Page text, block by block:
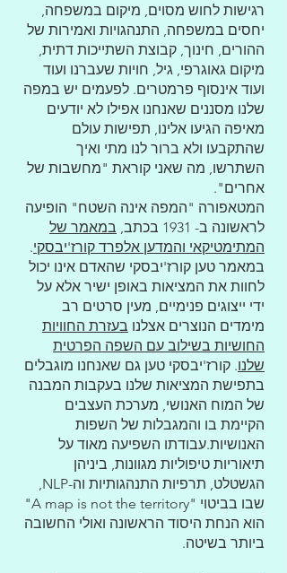
רגישות לחוש מסוים, מיקום במשפחה,
יחסים במשפחה, התנהגויות ואמירות של
ההורים, חינוך, קבוצת השתייכות דתית,
מיקום גאוגרפי, גיל, חויות שעברנו ועוד
ועוד אינסוף פרמטרים. לפעמים יש במפה
שלנו מסננים שאנחנו אפילו לא יודעים
מאיפה הגיעו אלינו, תפישות עולם
שהתקבעו ולא ברור לנו מתי ואיך
השתרשו, מה שאני קוראת "מחשבות של
אחרים".
המטאפורה "המפה אינה השטח" הופיעה
לראשונה ב- 1931 בכתב,
במאמר של
המתימטיקאי והמדען אלפרד קורז'יבסקי.
במאמר טען קורז'יבסקי שהאדם אינו יכול
לחוות את המציאות באופן ישיר אלא על
ידי ייצוגים פנימיים, מעין סרטים רב
מימדים הנוצרים אצלנו בעזרת החוויות
החושיות בשילוב עם השפה הפרטית
שלנו. קורז'יבסקי טען גם שאנחנו מוגבלים
בתפישת המציאות שלנו בעקבות המבנה
של המוח האנושי, מערכת העצבים
הקיימת בו והמגבלות של השפות
האנושיות.עבודתו השפיעה מאוד על
תיאוריות טיפוליות מגוונות, ביניהן
הגשטלט, תרפיות התנהגותיות וה-NLP,
שבו בביטוי "A map is not the territory"
הוא הנחת היסוד הראשונה ואולי החשובה
ביותר בשיטה.